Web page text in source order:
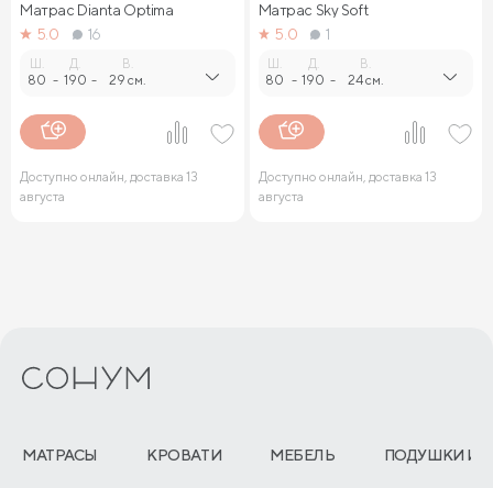
Матрас Dianta Optima
5.0
16
80 -
Д.
190 -
В.
29 см.
Доступно онлайн, доставка 13
августа
Матрас Sky Soft
5.0
1
80 -
Д.
190 -
В.
24 см.
Доступно онлайн, доставка 13
августа
МАТРАСЫ КРОВАТИ МЕБЕЛЬ ПОДУШКИ И